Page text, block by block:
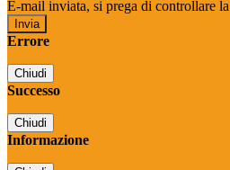
E-mail inviata, si prega di controllare
Errore
Chiudi
Successo
Chiudi
Informazione